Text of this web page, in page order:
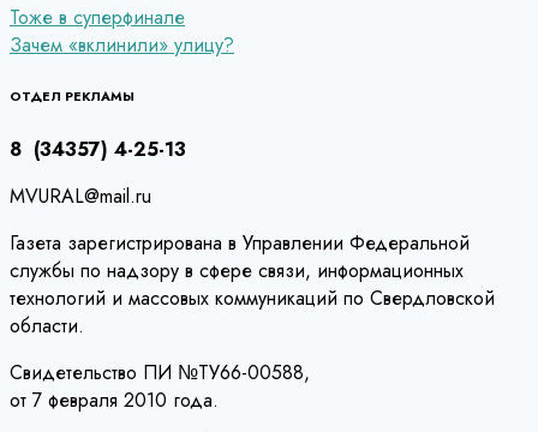
Навигация
по
записям
Тоже в суперфинале
Зачем «вклинили» улицу?
ОТДЕЛ РЕКЛАМЫ
8 (34357) 4-25-13
MVURAL@mail.ru
Газета зарегистрирована в Управлении Федеральной
службы по надзору в сфере связи, информационных
технологий и массовых коммуникаций по Свердловской
области.
Свидетельство ПИ №ТУ66-00588,
от 7 февраля 2010 года.